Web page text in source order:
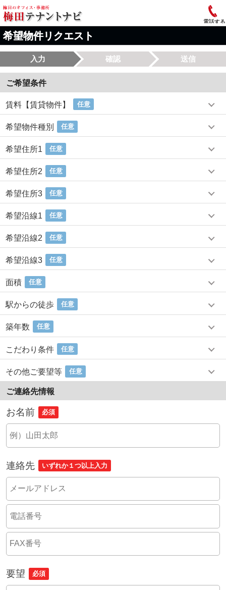
電話する
希望物件リクエスト
入力 確認 送信
ご希望条件
賃料【賃貸物件】 任意
希望物件種別 任意
希望住所1 任意
希望住所2 任意
希望住所3 任意
希望沿線1 任意
希望沿線2 任意
希望沿線3 任意
面積 任意
駅からの徒歩 任意
築年数 任意
こだわり条件 任意
その他ご要望等 任意
ご連絡先情報
お名前 必須
連絡先 いずれか１つ以上入力
要望 必須